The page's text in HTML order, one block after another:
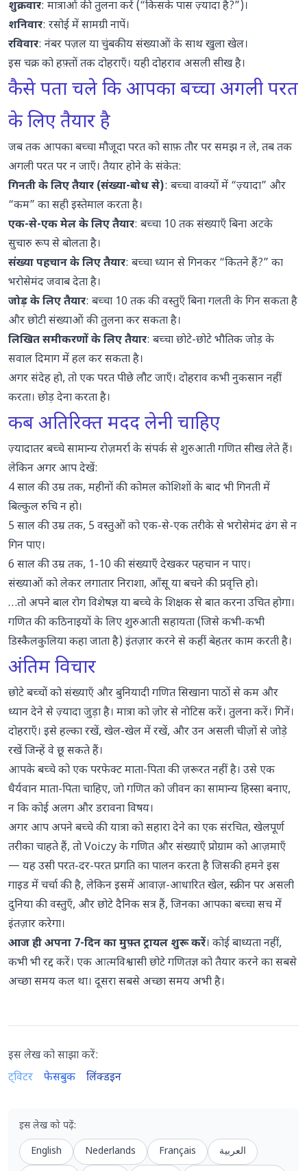
शुक्रवार: मात्राओं की तुलना करें (“किसके पास ज़्यादा है?”)।
शनिवार: रसोई में सामग्री नापें।
रविवार: नंबर पज़ल या चुंबकीय संख्याओं के साथ खुला खेल।
इस चक्र को हफ़्तों तक दोहराएँ। यही दोहराव असली सीख है।
कैसे पता चले कि आपका बच्चा अगली परत
के लिए तैयार है
जब तक आपका बच्चा मौजूदा परत को साफ़ तौर पर समझ न ले, तब तक
अगली परत पर न जाएँ। तैयार होने के संकेत:
गिनती के लिए तैयार (संख्या-बोध से): बच्चा वाक्यों में “ज़्यादा” और
“कम” का सही इस्तेमाल करता है।
एक-से-एक मेल के लिए तैयार: बच्चा 10 तक संख्याएँ बिना अटके
सुचारु रूप से बोलता है।
संख्या पहचान के लिए तैयार: बच्चा ध्यान से गिनकर “कितने हैं?” का
भरोसेमंद जवाब देता है।
जोड़ के लिए तैयार: बच्चा 10 तक की वस्तुएँ बिना गलती के गिन सकता है
और छोटी संख्याओं की तुलना कर सकता है।
लिखित समीकरणों के लिए तैयार: बच्चा छोटे-छोटे भौतिक जोड़ के
सवाल दिमाग में हल कर सकता है।
अगर संदेह हो, तो एक परत पीछे लौट जाएँ। दोहराव कभी नुकसान नहीं
करता। छोड़ देना करता है।
कब अतिरिक्त मदद लेनी चाहिए
ज़्यादातर बच्चे सामान्य रोज़मर्रा के संपर्क से शुरुआती गणित सीख लेते हैं।
लेकिन अगर आप देखें:
4 साल की उम्र तक, महीनों की कोमल कोशिशों के बाद भी गिनती में
बिल्कुल रुचि न हो।
5 साल की उम्र तक, 5 वस्तुओं को एक-से-एक तरीके से भरोसेमंद ढंग से न
गिन पाए।
6 साल की उम्र तक, 1-10 की संख्याएँ देखकर पहचान न पाए।
संख्याओं को लेकर लगातार निराशा, आँसू या बचने की प्रवृत्ति हो।
…तो अपने बाल रोग विशेषज्ञ या बच्चे के शिक्षक से बात करना उचित होगा।
गणित की कठिनाइयों के लिए शुरुआती सहायता (जिसे कभी-कभी
डिस्कैलकुलिया कहा जाता है) इंतज़ार करने से कहीं बेहतर काम करती है।
अंतिम विचार
छोटे बच्चों को संख्याएँ और बुनियादी गणित सिखाना पाठों से कम और
ध्यान देने से ज़्यादा जुड़ा है। मात्रा को ज़ोर से नोटिस करें। तुलना करें। गिनें।
दोहराएँ। इसे हल्का रखें, खेल-खेल में रखें, और उन असली चीज़ों से जोड़े
रखें जिन्हें वे छू सकते हैं।
आपके बच्चे को एक परफेक्ट माता-पिता की ज़रूरत नहीं है। उसे एक
धैर्यवान माता-पिता चाहिए, जो गणित को जीवन का सामान्य हिस्सा बनाए,
न कि कोई अलग और डरावना विषय।
अगर आप अपने बच्चे की यात्रा को सहारा देने का एक संरचित, खेलपूर्ण
तरीका चाहते हैं, तोVoiczy के गणित और संख्याएँ प्रोग्राम को आज़माएँ
— यह उसी परत-दर-परत प्रगति का पालन करता है जिसकी हमने इस
गाइड में चर्चा की है, लेकिन इसमें आवाज़-आधारित खेल, स्क्रीन पर असली
दुनिया की वस्तुएँ, और छोटे दैनिक सत्र हैं, जिनका आपका बच्चा सच में
इंतज़ार करेगा।
आज ही अपना 7-दिन का मुफ़्त ट्रायल शुरू करें। कोई बाध्यता नहीं,
कभी भी रद्द करें। एक आत्मविश्वासी छोटे गणितज्ञ को तैयार करने का सबसे
अच्छा समय कल था। दूसरा सबसे अच्छा समय अभी है।
इस लेख को साझा करें:
ट्विटर
फेसबुक लिंक्डइन
इस लेख को पढ़ें:
English
Nederlands Français
العربية